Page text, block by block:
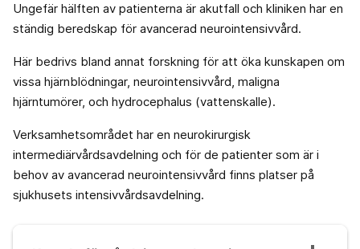
Ungefär hälften av patienterna är akutfall och kliniken har en
ständig beredskap för avancerad neurointensivvård.
Här bedrivs bland annat forskning för att öka kunskapen om
vissa hjärnblödningar, neurointensivvård, maligna
hjärntumörer, och hydrocephalus (vattenskalle).
Verksamhetsområdet har en neurokirurgisk
intermediärvårdsavdelning och för de patienter som är i
behov av avancerad neurointensivvård finns platser på
sjukhusets intensivvårdsavdelning.